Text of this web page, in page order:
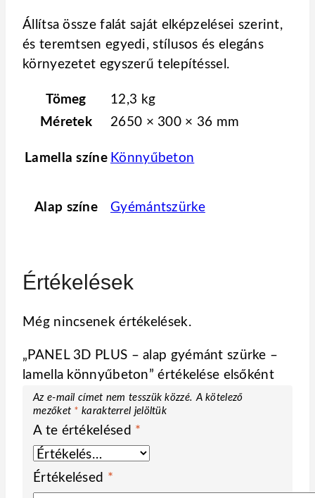
Állítsa össze falát saját elképzelései szerint,
és teremtsen egyedi, stílusos és elegáns
környezetet egyszerű telepítéssel.
Tömeg
12,3 kg
Méretek
2650 × 300 × 36 mm
Lamella színe Könnyűbeton
Alap színe Gyémántszürke
Értékelések
Még nincsenek értékelések.
„PANEL 3D PLUS – alap gyémánt szürke –
lamella könnyűbeton” értékelése elsőként
Az e-mail címet nem tesszük közzé. A kötelező
mezőket * karakterrel jelöltük
A te értékelésed *
Értékelésed *